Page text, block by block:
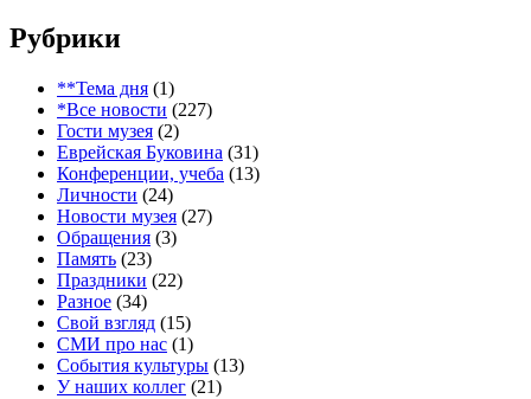
Рубрики
**Тема дня (1)
*Все новости (227)
Гости музея (2)
Еврейская Буковина (31)
Конференции, учеба (13)
Личности (24)
Новости музея (27)
Обращения (3)
Память (23)
Праздники (22)
Разное (34)
Свой взгляд (15)
СМИ про нас (1)
События культуры (13)
У наших коллег (21)